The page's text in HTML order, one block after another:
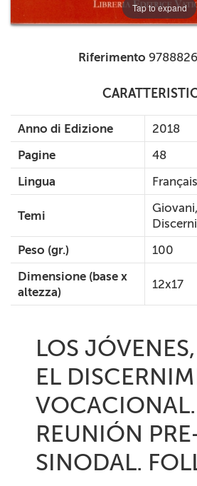
Tap to expand
Riferimento
Anno di Edizione
2018
Pagine
48
Lingua
Français
Temi
Peso (gr.)
100
Dimensione (base x
altezza)
12x17
LOS
EL
VOCACIONAL.
REUNIÓN
SINODAL.